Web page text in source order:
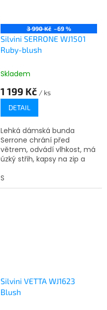
3 990 Kč –69 %
Silvini SERRONE WJ1501
Ruby-blush
Skladem
1 199 Kč / ks
DETAIL
Lehká dámská bunda
Serrone chrání před
větrem, odvádí vlhkost, má
úzký střih, kapsy na zip a
zimní aktivity.
S
Silvini VETTA WJ1623
Blush